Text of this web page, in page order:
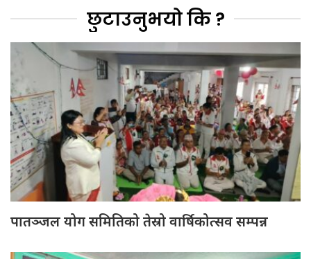
छुटाउनुभयो कि ?
पातञ्जल योग समितिको तेस्रो वार्षिकोत्सव सम्पन्न